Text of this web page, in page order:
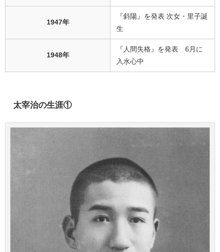
1947年
『斜陽』を発表 次女・里子誕
生
1948年
『人間失格』を発表 6月に
入水心中
太宰治の生涯①